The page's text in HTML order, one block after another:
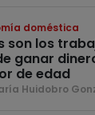
doméstica
son los
ganar
de edad
Huidobro